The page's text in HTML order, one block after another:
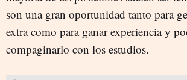
son una gran oportunidad tanto para
extra como para ganar experiencia y
compaginarlo con los estudios.